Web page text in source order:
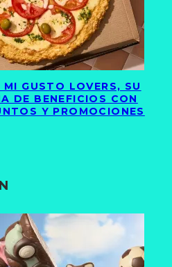
GUSTO LOVERS, SU
DE BENEFICIOS CON
Y PROMOCIONES